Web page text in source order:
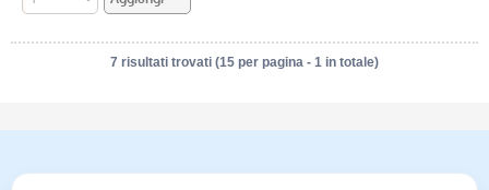
7 risultati trovati (15 per pagina - 1 in totale)